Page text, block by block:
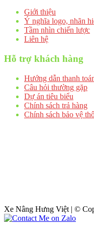
Giới thiệu
Ý nghĩa logo, nhãn
Tầm nhìn chiến lược
Liên hệ
Hỗ trợ khách hàng
Hướng dẫn thanh
Câu hỏi thường gặp
Dự án tiêu biểu
Chính sách trả hàng
Chính sách bảo vệ
Xe Nâng Hưng Việt | ©